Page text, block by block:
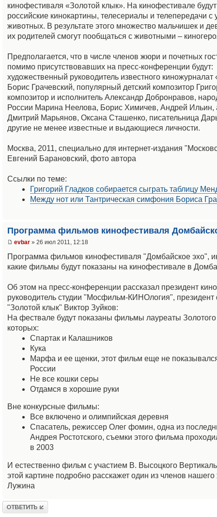
кинофестиваля «Золотой клык». На кинофестивале
российские кинокартины, телесериалы и телепередачи с
животных. В результате этого множество мальчишек и
их родителей смогут пообщаться с животными –
Предполагается, что в числе членов жюри и почетных
помимо присутствовавших на пресс-конференции будут:
художественный руководитель известного
Борис Грачевский, популярный детский композитор
композитор и исполнитель Александр Добронравов,
России Марина Неелова, Борис Химичев, Андрей Ильин,
Дмитрий Марьянов, Оксана Сташенко, писательница
другие не менее известные и выдающиеся личности.
Москва, 2011, специально для интернет-издания
Евгений Барановский, фото автора
Ссылки по теме:
Григорий Гладков собирается сыграть таблицу
Между нот или Тантрическая симфония Бориса
Программа фильмов кинофестиваля
evbar » 26 июл 2011, 12:18
Программа фильмов кинофестиваля "Домбайское эхо",
какие фильмы будут показаны на кинофестивале в
Об этом на пресс-конференции рассказал президент
руководитель студии "Мосфильм-КИНОлогия",
"Золотой клык" Виктор Зуйков:
На фествале будут показаны фильмы лауреаты
которых:
Спартак и Калашников
Кука
Марфа и ее щенки, этот фильм еще не
России
Не все кошки серы
Отдамся в хорошие руки
Вне конкурсные фильмы:
Все включено и олимпийская деревня
Спасатель, режиссер Олег фомин, одна из
Андрея Ростотского, съемки этого фильма
в 2003
И естественно фильм с участием В. Высоцкого
этой картине подробно расскажет один из членов
Лужина
Ответить